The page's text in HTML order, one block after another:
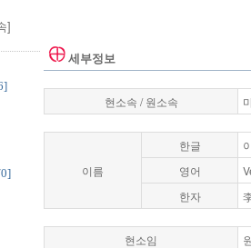
]
세부정보
현소속 / 원소속
이름
한글
영어
한자
현소임